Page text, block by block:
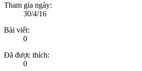
Tham gia ngày:
30/4/16
Bài viết:
0
Đã được thích:
0